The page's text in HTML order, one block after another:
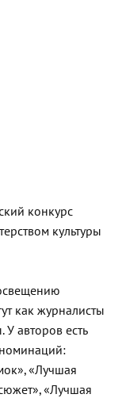
конкурс
культуры
как журналисты
авторов есть
номинаций:
«Лучшая
«Лучшая